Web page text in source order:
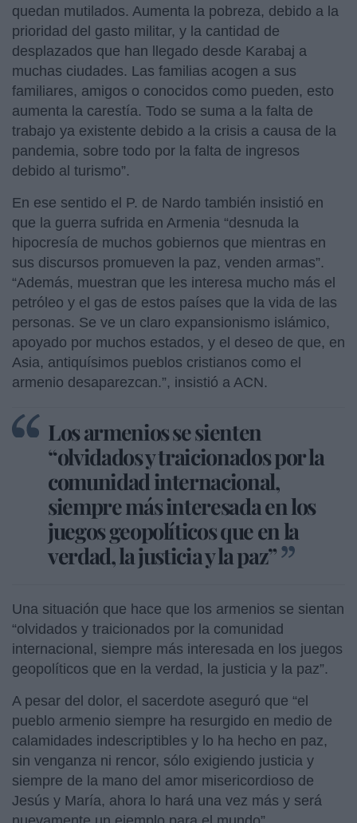
quedan mutilados. Aumenta la pobreza, debido a la
prioridad del gasto militar, y la cantidad de
desplazados que han llegado desde Karabaj a
muchas ciudades. Las familias acogen a sus
familiares, amigos o conocidos como pueden, esto
aumenta la carestía. Todo se suma a la falta de
trabajo ya existente debido a la crisis a causa de la
pandemia, sobre todo por la falta de ingresos
debido al turismo”.
En ese sentido el P. de Nardo también insistió en
que la guerra sufrida en Armenia “desnuda la
hipocresía de muchos gobiernos que mientras en
sus discursos promueven la paz, venden armas”.
“Además, muestran que les interesa mucho más el
petróleo y el gas de estos países que la vida de las
personas. Se ve un claro expansionismo islámico,
apoyado por muchos estados, y el deseo de que, en
Asia, antiquísimos pueblos cristianos como el
armenio desaparezcan.”, insistió a ACN.
Los armenios se sienten
“olvidados y traicionados por la
comunidad internacional,
siempre más interesada en los
juegos geopolíticos que en la
verdad, la justicia y la paz”
Una situación que hace que los armenios se sientan
“olvidados y traicionados por la comunidad
internacional, siempre más interesada en los juegos
geopolíticos que en la verdad, la justicia y la paz”.
A pesar del dolor, el sacerdote aseguró que “el
pueblo armenio siempre ha resurgido en medio de
calamidades indescriptibles y lo ha hecho en paz,
sin venganza ni rencor, sólo exigiendo justicia y
siempre de la mano del amor misericordioso de
Jesús y María, ahora lo hará una vez más y será